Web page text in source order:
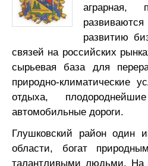
аграрная,
развитию
связей на российских
сырьевая база для
природно-климатические
отдыха,
автомобильные дороги.
Глушковский район один
области, богат
талантливыми людьми.